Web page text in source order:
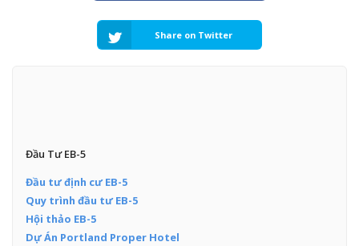
Share on Twitter
Đầu Tư EB-5
Đầu tư định cư EB-5
Quy trình đầu tư EB-5
Hội thảo EB-5
Dự Án Portland Proper Hotel